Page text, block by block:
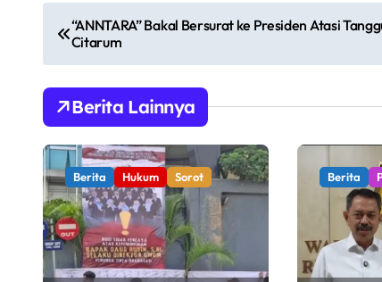
N
a
v
i
g
a
s
“ANNTARA” Bakal Bersurat ke Presiden Atasi
Citarum
Berita Lainnya
Berita Hukum Sorot Berita